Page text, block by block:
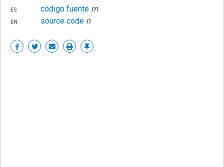
es
código fuente m
en
source code n
Share ShareSharePrint Enllaç